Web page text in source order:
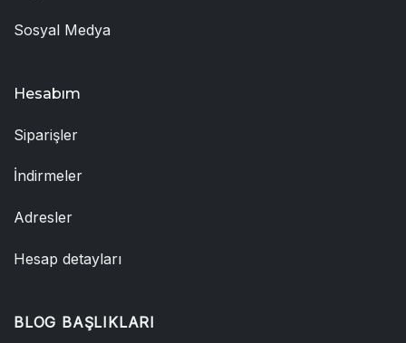
Sosyal Medya
Hesabım
Siparişler
İndirmeler
Adresler
Hesap detayları
BLOG BAŞLIKLARI